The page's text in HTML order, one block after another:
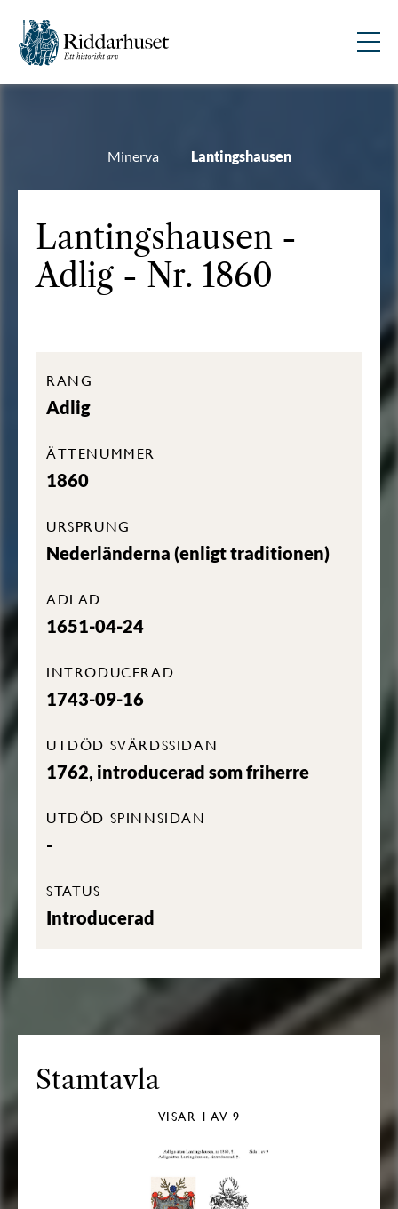
Minerva Lantingshausen
Lantingshausen -
Adlig - Nr. 1860
RANG
Adlig
ÄTTENUMMER
1860
URSPRUNG
Nederländerna (enligt traditionen)
ADLAD
1651-04-24
INTRODUCERAD
1743-09-16
UTDÖD SVÄRDSSIDAN
1762, introducerad som friherre
UTDÖD SPINNSIDAN
-
STATUS
Introducerad
Stamtavla
VISAR 1 AV 9